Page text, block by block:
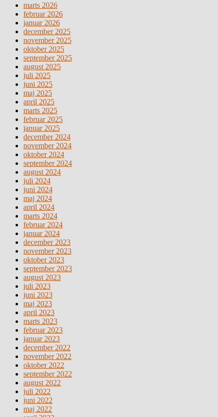
marts 2026
februar 2026
januar 2026
december 2025
november 2025
oktober 2025
september 2025
august 2025
juli 2025
juni 2025
maj 2025
april 2025
marts 2025
februar 2025
januar 2025
december 2024
november 2024
oktober 2024
september 2024
august 2024
juli 2024
juni 2024
maj 2024
april 2024
marts 2024
februar 2024
januar 2024
december 2023
november 2023
oktober 2023
september 2023
august 2023
juli 2023
juni 2023
maj 2023
april 2023
marts 2023
februar 2023
januar 2023
december 2022
november 2022
oktober 2022
september 2022
august 2022
juli 2022
juni 2022
maj 2022